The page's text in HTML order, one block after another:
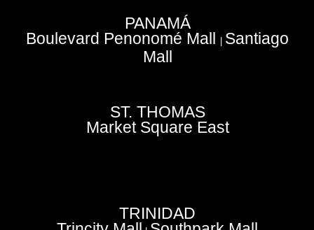
PANAMÁ
Boulevard Penonomé Mall Santiago
Mall
ST. THOMAS
Market Square East
TRINIDAD